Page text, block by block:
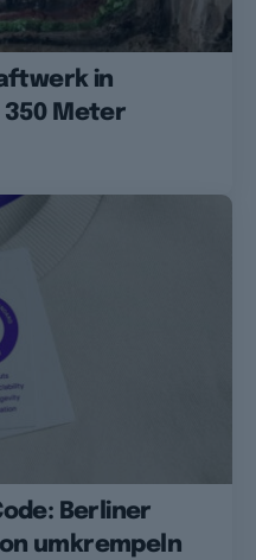
in
350 Meter
Berliner
umkrempeln